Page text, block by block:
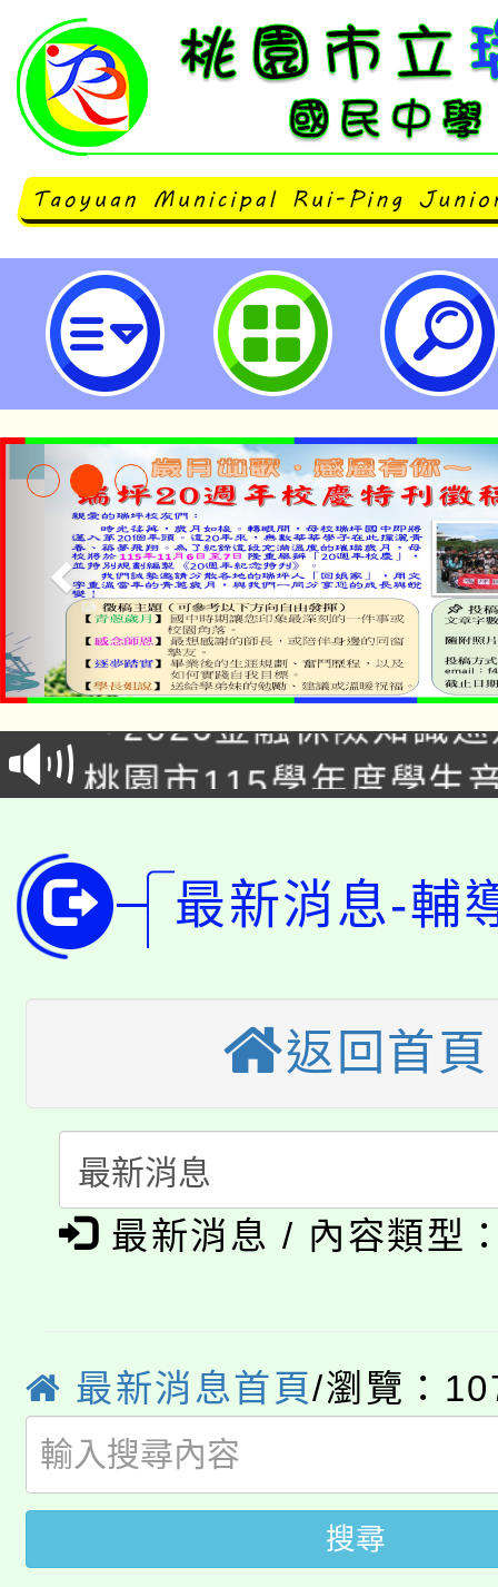
轉知方曙商工辦理111年度均質化
立瑞坪國民中學
公告本校115學年度第
「2026金融保險知識
車」活動
桃園市115學年度學生
代理(課)教師甄選結果(
公告本校115學年度第
代理(課)教師甄選結果(
轉知中國文化大學推廣
《TA101》溝通分析基
程，歡迎學生輔導中心
心理、諮商輔導、社會
系所師生報名參加。
轉知苗栗縣政府辦理
縣市「校園短影音徵
門員」簡章及活動海報
踴躍報名參加。
桃園市115學年度學生
要點
「桃園市補助參觀特色
展演活動實施計畫」
115年度「教育部表揚
義教育推展貢獻獎」
公告本校115學年度第
生本土語及新住民語歌
公告本校115學年度第
代理(課)教師甄選結果(
公告本校115學年度第
代理(課)教師甄選結果(
轉知中國文化大學推廣
《TA101》溝通分析基
轉知苗栗縣政府辦理
最新消息-輔
返回首頁
最新消息 / 內容類型
最新消息首頁/瀏覽：
搜尋